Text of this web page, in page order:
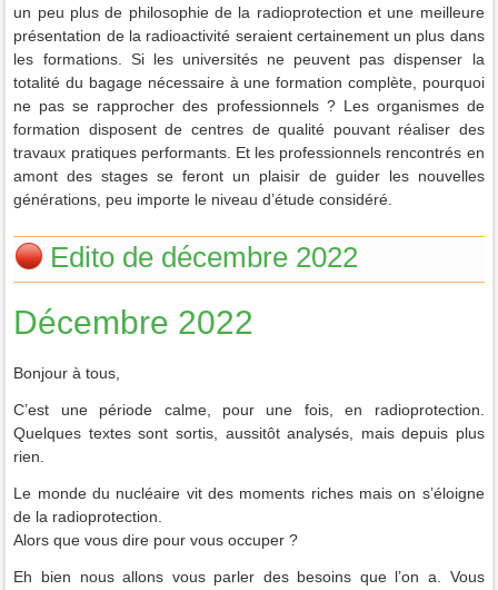
un peu plus de philosophie de la radioprotection et une meilleure
présentation de la radioactivité seraient certainement un plus dans
les formations. Si les universités ne peuvent pas dispenser la
totalité du bagage nécessaire à une formation complète, pourquoi
ne pas se rapprocher des professionnels ? Les organismes de
formation disposent de centres de qualité pouvant réaliser des
travaux pratiques performants. Et les professionnels rencontrés en
amont des stages se feront un plaisir de guider les nouvelles
générations, peu importe le niveau d’étude considéré.
Edito de décembre 2022
Décembre 2022
Bonjour à tous,
C’est une période calme, pour une fois, en radioprotection.
Quelques textes sont sortis, aussitôt analysés, mais depuis plus
rien.
Le monde du nucléaire vit des moments riches mais on s’éloigne
de la radioprotection.
Alors que vous dire pour vous occuper ?
Eh bien nous allons vous parler des besoins que l’on a. Vous